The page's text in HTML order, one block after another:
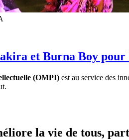
et Burna Boy
(OMPI) est au service des
la vie de tous,